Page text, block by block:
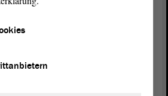
2020 und 2021 wieder auf dem
lagen und liegen die
Städten Magdeburg und